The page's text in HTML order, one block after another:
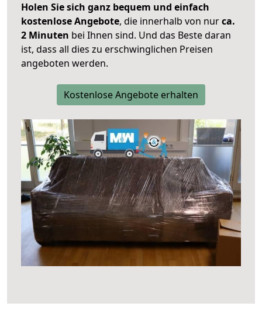
Holen Sie sich ganz bequem und einfach
kostenlose Angebote, die innerhalb von nurca.
2 Minuten bei Ihnen sind. Und das Beste daran
ist, dass all dies zu erschwinglichen Preisen
angeboten werden.
Kostenlose Angebote erhalten